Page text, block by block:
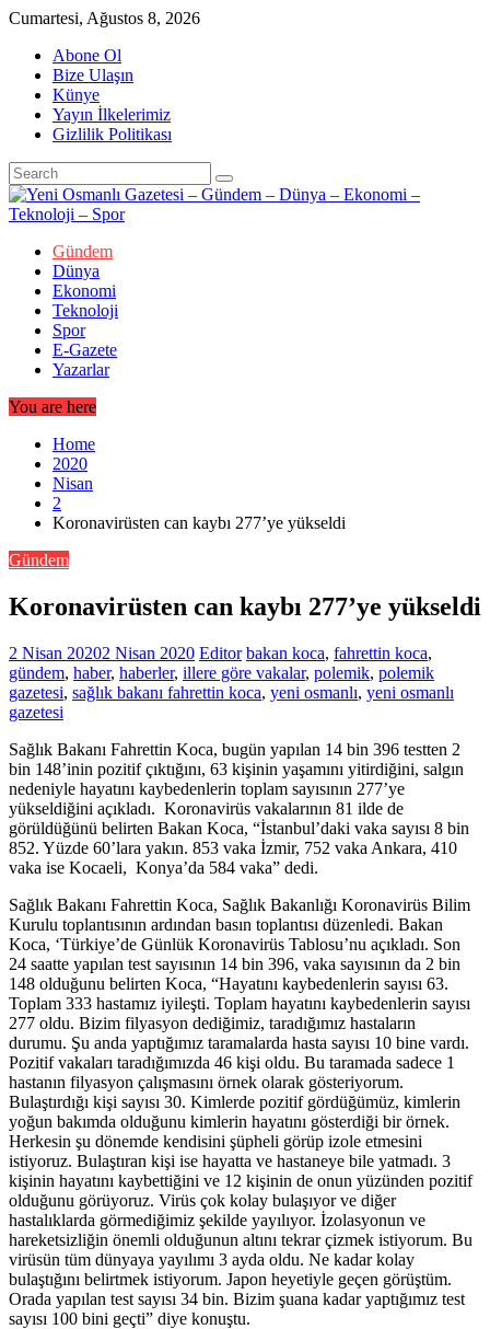
Skip
content
Cumartesi, Ağustos 8, 2026
Abone Ol
Bize Ulaşın
Künye
Yayın İlkelerimiz
Gizlilik Politikası
Gündem
Dünya
Ekonomi
Teknoloji
Spor
E-Gazete
Yazarlar
You are here
Home
2020
Nisan
2
Koronavirüsten can kaybı 277’ye yükseldi
Gündem
Koronavirüsten can kaybı 277’ye yükseldi
2 Nisan 20202 Nisan 2020 Editor bakan koca, fahrettin koca,
gündem, haber, haberler, illere göre vakalar, polemik, polemik
gazetesi, sağlık bakanı fahrettin koca, yeni osmanlı, yeni osmanlı
gazetesi
Sağlık Bakanı Fahrettin Koca, bugün yapılan 14 bin 396 testten 2
bin 148’inin pozitif çıktığını, 63 kişinin yaşamını yitirdiğini, salgın
nedeniyle hayatını kaybedenlerin toplam sayısının 277’ye
yükseldiğini açıkladı. Koronavirüs vakalarının 81 ilde de
görüldüğünü belirten Bakan Koca, “İstanbul’daki vaka sayısı 8 bin
852. Yüzde 60’lara yakın. 853 vaka İzmir, 752 vaka Ankara, 410
vaka ise Kocaeli, Konya’da 584 vaka” dedi.
Sağlık Bakanı Fahrettin Koca, Sağlık Bakanlığı Koronavirüs Bilim
Kurulu toplantısının ardından basın toplantısı düzenledi. Bakan
Koca, ‘Türkiye’de Günlük Koronavirüs Tablosu’nu açıkladı. Son
24 saatte yapılan test sayısının 14 bin 396, vaka sayısının da 2 bin
148 olduğunu belirten Koca, “Hayatını kaybedenlerin sayısı 63.
Toplam 333 hastamız iyileşti. Toplam hayatını kaybedenlerin sayısı
277 oldu. Bizim filyasyon dediğimiz, taradığımız hastaların
durumu. Şu anda yaptığımız taramalarda hasta sayısı 10 bine vardı.
Pozitif vakaları taradığımızda 46 kişi oldu. Bu taramada sadece 1
hastanın filyasyon çalışmasını örnek olarak gösteriyorum.
Bulaştırdığı kişi sayısı 30. Kimlerde pozitif gördüğümüz, kimlerin
yoğun bakımda olduğunu kimlerin hayatını gösterdiği bir örnek.
Herkesin şu dönemde kendisini şüpheli görüp izole etmesini
istiyoruz. Bulaştıran kişi ise hayatta ve hastaneye bile yatmadı. 3
kişinin hayatını kaybettiğini ve 12 kişinin de onun yüzünden pozitif
olduğunu görüyoruz. Virüs çok kolay bulaşıyor ve diğer
hastalıklarda görmediğimiz şekilde yayılıyor. İzolasyonun ve
hareketsizliğin önemli olduğunun altını tekrar çizmek istiyorum. Bu
virüsün tüm dünyaya yayılımı 3 ayda oldu. Ne kadar kolay
bulaştığını belirtmek istiyorum. Japon heyetiyle geçen görüştüm.
Orada yapılan test sayısı 34 bin. Bizim şuana kadar yaptığımız test
sayısı 100 bini geçti” diye konuştu.